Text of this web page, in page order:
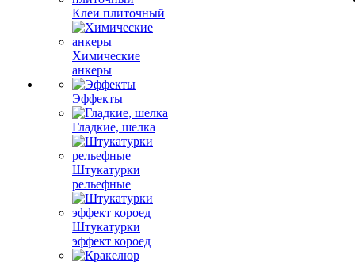
Клеи плиточный
Химические
анкеры
Эффекты
Гладкие, шелка
Штукатурки
рельефные
Штукатурки
эффект короед